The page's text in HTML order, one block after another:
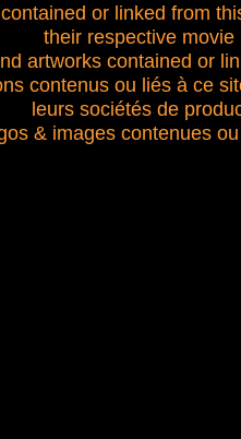
or linked from
their respective
artworks contained or
contenus ou liés à ce
leurs sociétés de
& images contenues